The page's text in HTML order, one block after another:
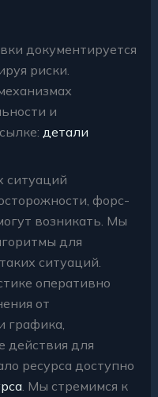
документируется
риски.
и
детали
ситуаций
форс-
возникать. Мы
для
ситуаций.
оперативно
от
графика,
действия для
ресурса доступно
. Мы стремимся к